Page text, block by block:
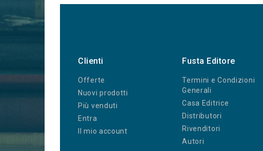
Clienti
Offerte
Nuovi prodotti
Più venduti
Entra
Il mio account
Fusta Editore
Termini e Condizioni
Generali
Casa Editrice
Distributori
Rivenditori
Autori